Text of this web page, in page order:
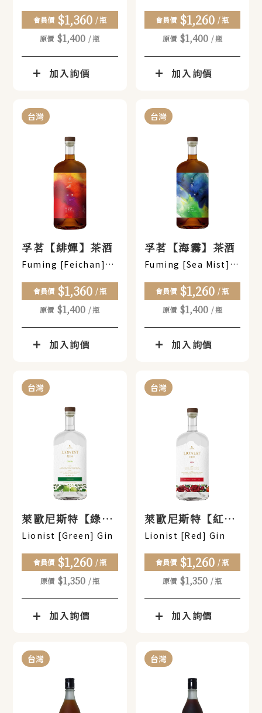
會員價 $1,360 / 瓶
原價 $1,400 / 瓶
加入詢價
會員價 $1,260 / 瓶
原價 $1,400 / 瓶
加入詢價
台灣
孚茗【緋嬋】茶酒
Fuming [Feichan]
會員價 $1,360 / 瓶
原價 $1,400 / 瓶
加入詢價
台灣
孚茗【海霧】茶酒
Fuming [Sea Mist]
會員價 $1,260 / 瓶
原價 $1,400 / 瓶
加入詢價
台灣
萊歐尼斯特【綠】
琴酒
Lionist [Green] Gin
會員價 $1,260 / 瓶
原價 $1,350 / 瓶
加入詢價
台灣
萊歐尼斯特【紅】
琴酒
Lionist [Red] Gin
會員價 $1,260 / 瓶
原價 $1,350 / 瓶
加入詢價
台灣 台灣